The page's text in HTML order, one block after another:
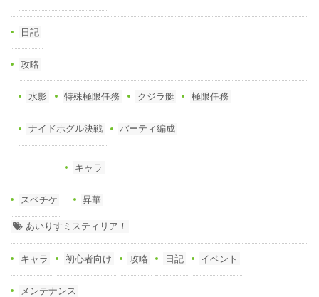
日記
攻略
水影 特殊極限任務 クジラ艇 極限任務
ナイドホグル決戦 パーティ編成
スペチケ
キャラ
昇華
あいりすミスティリア！
キャラ 初心者向け 攻略 日記 イベント
メンテナンス